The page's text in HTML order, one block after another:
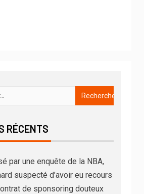
RÉCENTS
par une enquête de la NBA,
suspecté d’avoir eu recours
de sponsoring douteux